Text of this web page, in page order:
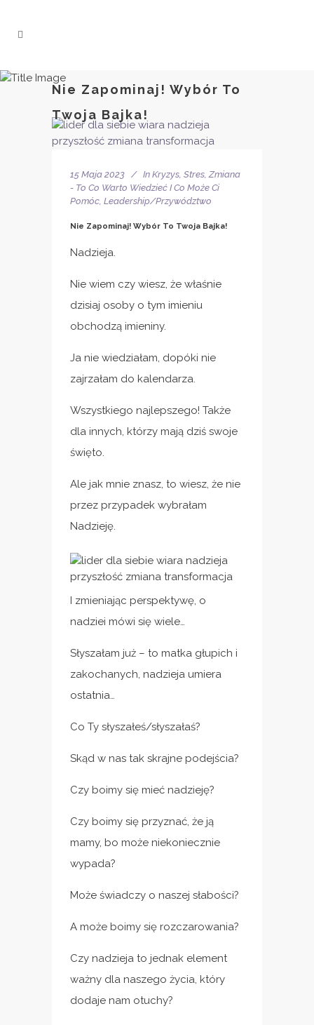
Nie Zapominaj! Wybór To
Twoja Bajka!
15 Maja 2023 In Kryzys, Stres, Zmiana
- To Co Warto Wiedzieć I Co Może Ci
Pomóc, Leadership/Przywództwo
Nie Zapominaj! Wybór To Twoja Bajka!
Nadzieja.
Nie wiem czy wiesz, że właśnie
dzisiaj osoby o tym imieniu
obchodzą imieniny.
Ja nie wiedziałam, dopóki nie
zajrzałam do kalendarza.
Wszystkiego najlepszego! Także
dla innych, którzy mają dziś swoje
święto.
Ale jak mnie znasz, to wiesz, że nie
przez przypadek wybrałam
Nadzieję.
I zmieniając perspektywę, o
nadziei mówi się wiele…
Słyszałam już – to matka głupich i
zakochanych, nadzieja umiera
ostatnia…
Co Ty słyszałeś/słyszałaś?
Skąd w nas tak skrajne podejścia?
Czy boimy się mieć nadzieję?
Czy boimy się przyznać, że ją
mamy, bo może niekoniecznie
wypada?
Może świadczy o naszej słabości?
A może boimy się rozczarowania?
Czy nadzieja to jednak element
ważny dla naszego życia, który
dodaje nam otuchy?